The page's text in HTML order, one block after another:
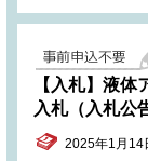
【入札】液
入札（入札公
2025年1月14